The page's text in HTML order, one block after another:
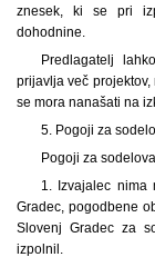
znesek, ki se pri
dohodnine.
Predlagatelj
prijavlja več
se mora nanašati na
5. Pogoji za
Pogoji za
1. Izvajalec nima
Gradec, pogodbene
Slovenj Gradec za
izpolnil.